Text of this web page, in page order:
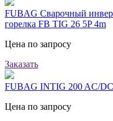
FUBAG Сварочный
горелка FB TIG 26 5P 4m
Цена по запросу
Заказать
FUBAG INTIG 200 AC/
Цена по запросу